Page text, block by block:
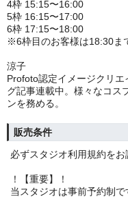
4枠 15:15〜16:00
5枠 16:15〜17:00
6枠 17:15〜18:00
※6枠目のお客様は18:30ま
涼子
Profoto認定イメージクリ
グ記事連載中。様々なコス
ンを務める。
販売条件
必ずスタジオ利用規約を
！【重要】！
当スタジオは事前予約制で